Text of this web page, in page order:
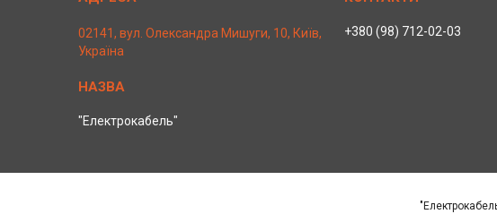
02141, вул. Олександра Мишуги, 10, Київ,
Україна
"Електрокабель"
+380 (98) 712-02-03